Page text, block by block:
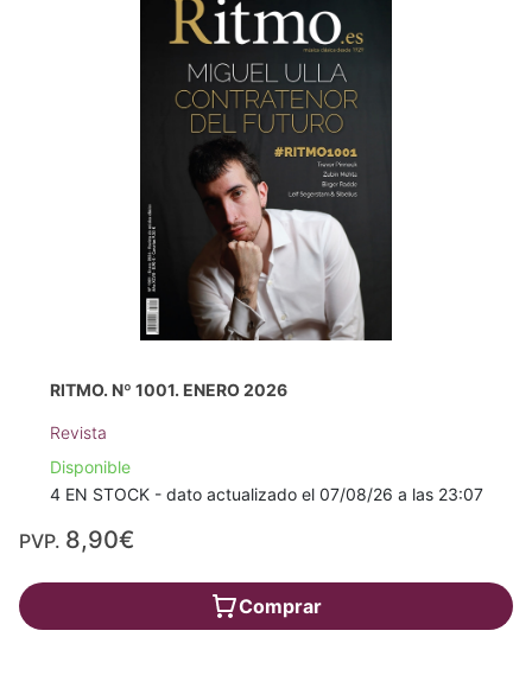
RITMO. Nº 1001. ENERO 2026
Revista
Disponible
4 EN STOCK - dato actualizado el 07/08/26 a las 23:07
PVP. 8,90€
Comprar